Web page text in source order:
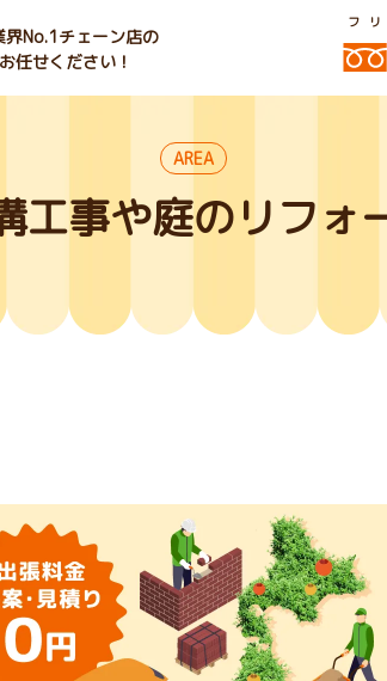
No.1チェーン店の
任せください！
フ
AREA
工事や庭のリフォ